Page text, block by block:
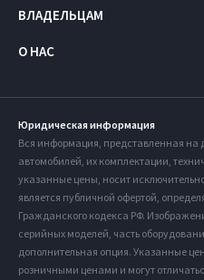
ВЛАДЕЛЬЦАМ
О НАС
Юридическая информация
Вся информация, представленная
автомобилей, их комплектации,
указанные цены, носит
является публичной офертой,
Гражданского кодекса РФ.
серийных моделей, часть
дополнительная опция. Указанные
розничными ценами и могут